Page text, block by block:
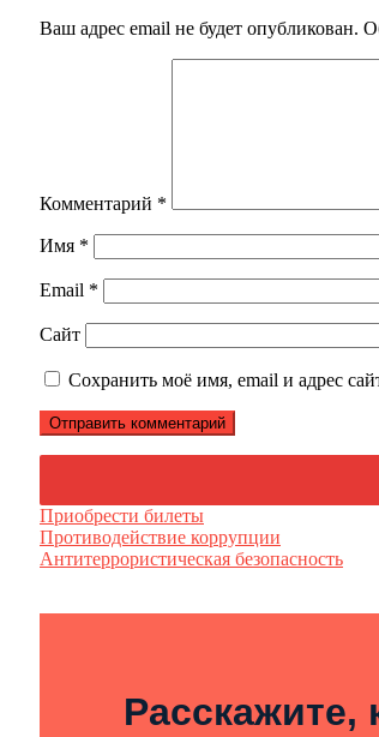
Ваш адрес email не будет опубликован.
Комментарий *
Имя *
Email *
Сайт
Сохранить моё имя, email и адрес
Приобрести билеты
Противодействие коррупции
Антитеррористическая безопасность
Расскажите,